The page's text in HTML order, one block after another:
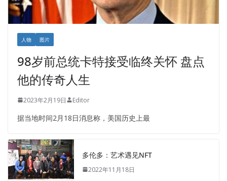
人物 图片
98岁前总统卡特接受临终关怀 盘点
他的传奇人生
2023年2月19日 Editor
据当地时间2月18日消息称，美国历史上最
多伦多：艺术遇见NFT
2022年11月18日